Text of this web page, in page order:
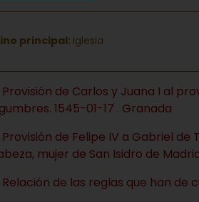
principal: Iglesia
Provisión de Carlos y Juana I al
1545-01-17 . Granada
Provisión de Felipe IV a Gabriel
mujer de San Isidro de
Relación de las reglas que han de